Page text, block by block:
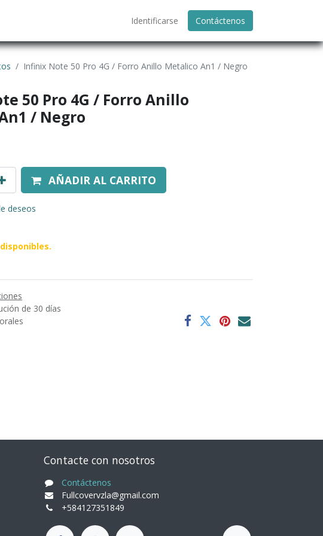
Identificarse Contáctenos
Infinix Note 50 Pro 4G / Forro Anillo Metalico An1 / Negro
50 Pro 4G / Forro Anillo
/ Negro
AÑADIR AL CARRITO
deseos
de 30 días
Contacte con nosotros
Contáctenos
Fullcovervzla@gmail.com
+584127351849